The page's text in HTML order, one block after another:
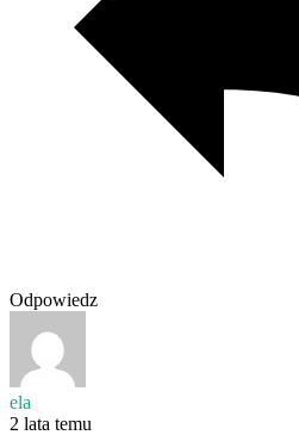
Odpowiedz
ela
2 lata temu